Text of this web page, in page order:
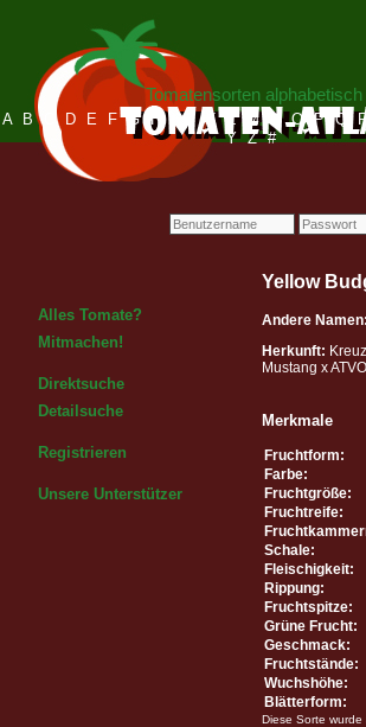
Tomatensorten alphabetisch
A B C D E F G H I J K L M N O P Q
Y Z #
Alles Tomate?
Mitmachen!
Direktsuche
Detailsuche
Registrieren
Unsere Unterstützer
Yellow
Andere Namen:
Herkunft:
Mustang x
Merkmale
Fruchtform:
Farbe:
Fruchtgröße:
Fruchtreife:
Schale:
Fleischigkeit:
Rippung:
Fruchtspitze:
Grüne Frucht:
Geschmack:
Fruchtstände:
Wuchshöhe:
Blätterform:
Diese Sorte